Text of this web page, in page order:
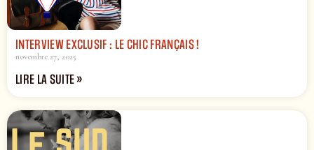
INTERVIEW EXCLUSIF : LE CHIC FRANÇAIS !
novembre 27, 2025
LIRE LA SUITE »